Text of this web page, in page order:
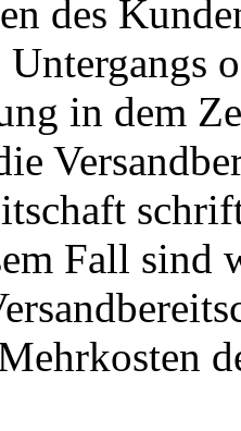
des
in dem
Fall sind